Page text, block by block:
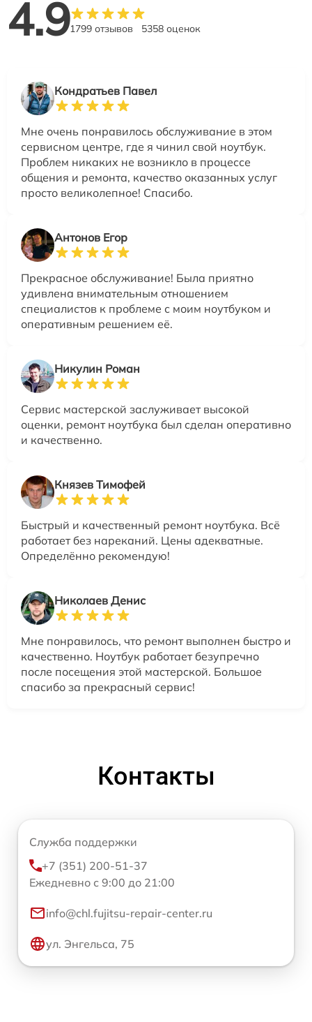
4.91799 отзывов 5358 оценок
Кондратьев Павел
Мне очень понравилось обслуживание в этом
сервисном центре, где я чинил свой ноутбук.
Проблем никаких не возникло в процессе
общения и ремонта, качество оказанных услуг
просто великолепное! Спасибо.
Антонов Егор
Прекрасное обслуживание! Была приятно
удивлена внимательным отношением
специалистов к проблеме с моим ноутбуком и
оперативным решением её.
Никулин Роман
Сервис мастерской заслуживает высокой
оценки, ремонт ноутбука был сделан оперативно
и качественно.
Князев Тимофей
Быстрый и качественный ремонт ноутбука. Всё
работает без нареканий. Цены адекватные.
Определённо рекомендую!
Николаев Денис
Мне понравилось, что ремонт выполнен быстро и
качественно. Ноутбук работает безупречно
после посещения этой мастерской. Большое
спасибо за прекрасный сервис!
Контакты
Служба поддержки
+7 (351) 200-51-37
Ежедневно с 9:00 до 21:00
info@chl.fujitsu-repair-center.ru
ул. Энгельса, 75